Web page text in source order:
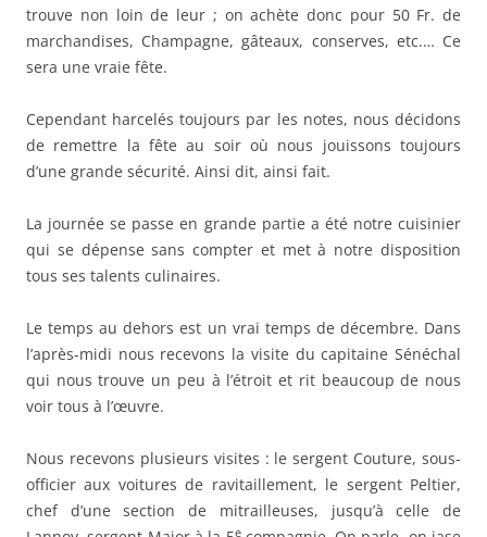
trouve non loin de leur ; on achète donc pour 50 Fr. de
marchandises, Champagne, gâteaux, conserves, etc.… Ce
sera une vraie fête.
Cependant harcelés toujours par les notes, nous décidons
de remettre la fête au soir où nous jouissons toujours
d’une grande sécurité. Ainsi dit, ainsi fait.
La journée se passe en grande partie a été notre cuisinier
qui se dépense sans compter et met à notre disposition
tous ses talents culinaires.
Le temps au dehors est un vrai temps de décembre. Dans
l’après-midi nous recevons la visite du capitaine Sénéchal
qui nous trouve un peu à l’étroit et rit beaucoup de nous
voir tous à l’œuvre.
Nous recevons plusieurs visites : le sergent Couture, sous-
officier aux voitures de ravitaillement, le sergent Peltier,
chef d’une section de mitrailleuses, jusqu’à celle de
e